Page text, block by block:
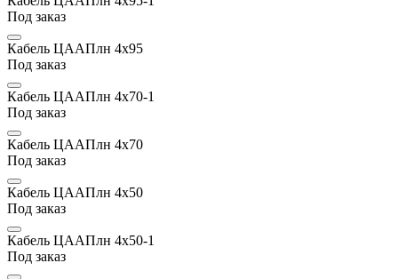
Под заказ
Кабель ЦААПлн 4х95
Под заказ
Кабель ЦААПлн 4х70-1
Под заказ
Кабель ЦААПлн 4х70
Под заказ
Кабель ЦААПлн 4х50
Под заказ
Кабель ЦААПлн 4х50-1
Под заказ